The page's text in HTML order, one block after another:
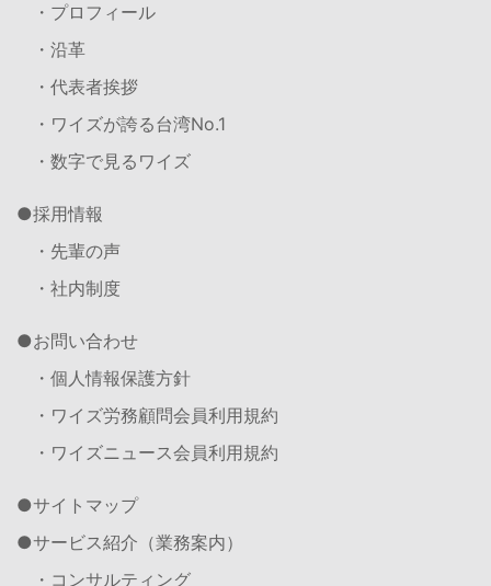
・プロフィール
・沿革
・代表者挨拶
・ワイズが誇る台湾No.1
・数字で見るワイズ
採用情報
・先輩の声
・社内制度
お問い合わせ
・個人情報保護方針
・ワイズ労務顧問会員利用規約
・ワイズニュース会員利用規約
サイトマップ
サービス紹介（業務案内）
・コンサルティング